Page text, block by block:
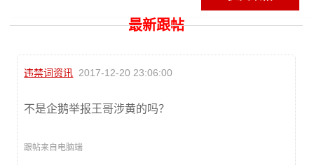
最新跟帖
违禁词资讯 2017-12-20 23:06:00
不是企鹅举报王哥涉黄的吗？
跟帖来自电脑端